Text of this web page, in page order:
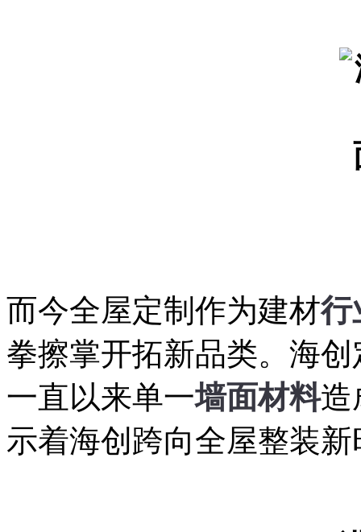
而今全屋定制作为建材行
拳擦掌开拓新品类。海
一直以来单一墙面材料造
示着海创跨向全屋整装